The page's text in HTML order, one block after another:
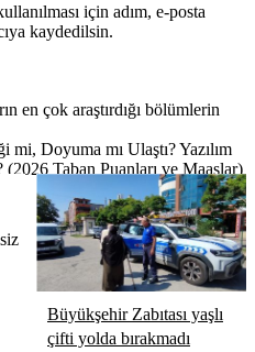
için adım, e-posta
kaydedilsin.
mi, Doyuma mı Ulaştı? Yazılım
Taban Puanları ve Maaşlar)
Büyükşehir Zabıtası yaşlı
çifti yolda bırakmadı